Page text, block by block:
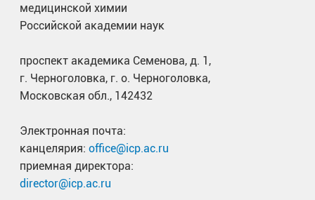
медицинской химии
Российской академии наук
проспект академика Семенова, д. 1,
г. Черноголовка, г. о. Черноголовка,
Московская обл., 142432
Электронная почта:
канцелярия: office@icp.ac.ru
приемная директора:
director@icp.ac.ru